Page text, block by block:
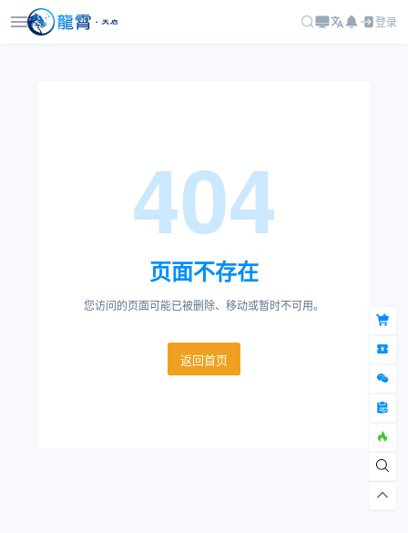
登录
404
页面不存在
您访问的页面可能已被删除、移动或暂时不可用。
返回首页